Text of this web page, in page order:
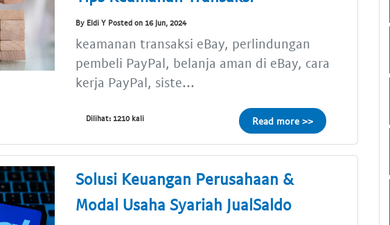
By Eldi Y Posted on 16 Jun, 2024
keamanan transaksi eBay, perlindungan
pembeli PayPal, belanja aman di eBay, cara
kerja PayPal, siste...
Dilihat: 1210 kali Read more >>
Solusi Keuangan Perusahaan &
Modal Usaha Syariah JualSaldo